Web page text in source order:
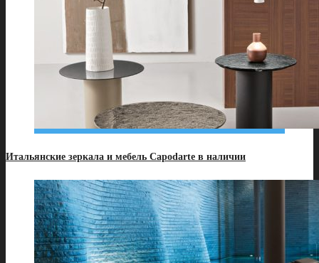
Итальянские зеркала и мебель Capodarte в наличии